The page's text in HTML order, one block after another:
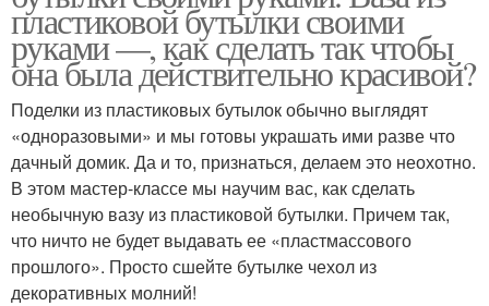
пластиковой бутылки своими
руками —, как сделать так чтобы
она была действительно красивой?
Поделки из пластиковых бутылок обычно выглядят
«одноразовыми» и мы готовы украшать ими разве что
дачный домик. Да и то, признаться, делаем это неохотно.
В этом мастер-классе мы научим вас, как сделать
необычную вазу из пластиковой бутылки. Причем так,
что ничто не будет выдавать ее «пластмассового
прошлого». Просто сшейте бутылке чехол из
декоративных молний!